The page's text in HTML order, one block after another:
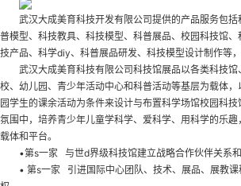
武汉大成美育科技开发有限公司提供的产品服务包
普模型、科技教具、科技模型、科普展品、校园科技馆
技产品、科学diy、科普展品研发、科技模型设计制作等，
武汉大成美育科技有限公司科技馆展品以各类科技
校、幼儿园、青少年活动中心和科普活动等基层为载体
园学生的课余活动为条件来设计与布置科学场馆校园科技
氛围中，培养青少年儿童学科学、爱科学、用科学的乐
载体和平台。
•第s一家 与世d界级科技馆建立战略合作伙伴关系
• 第s一家 引进国际中心团队、技术、展品、展教